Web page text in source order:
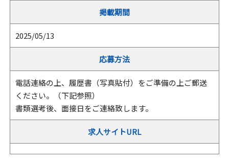
掲載期間
2025/05/13
応募方法
電話連絡の上、履歴書（写真貼付）をご準備の上ご郵送
ください。（下記参照）
書類選考後、面接日をご連絡致します。
求人サイトURL